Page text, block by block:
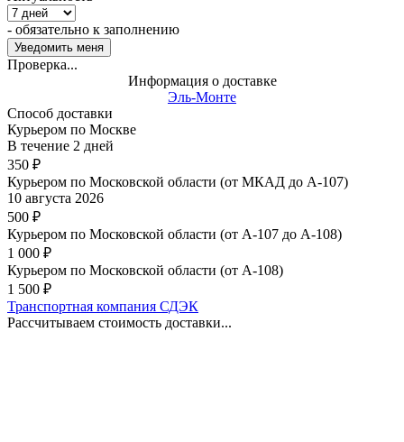
- обязательно к заполнению
Проверка...
Информация о доставке
Эль-Монте
Способ доставки
Курьером по Москве
В течение 2 дней
350 ₽
Курьером по Московской области (от МКАД до А-107)
10 августа 2026
500 ₽
Курьером по Московской области (от А-107 до А-108)
1 000 ₽
Курьером по Московской области (от А-108)
1 500 ₽
Транспортная компания СДЭК
Рассчитываем стоимость доставки...